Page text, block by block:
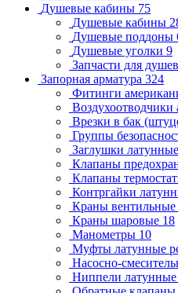
Душевые кабины 75
Душевые кабины
Душевые поддоны
Душевые уголки 9
Запчасти для
Запорная арматура 324
Фитинги
Воздухоотводчики
Врезки в бак
Группы
Заглушки латунные
Клапаны
Клапаны
Контргайки
Краны вентильные
Краны шаровые 18
Манометры 10
Муфты латунные
Насосно-
Ниппели латунные